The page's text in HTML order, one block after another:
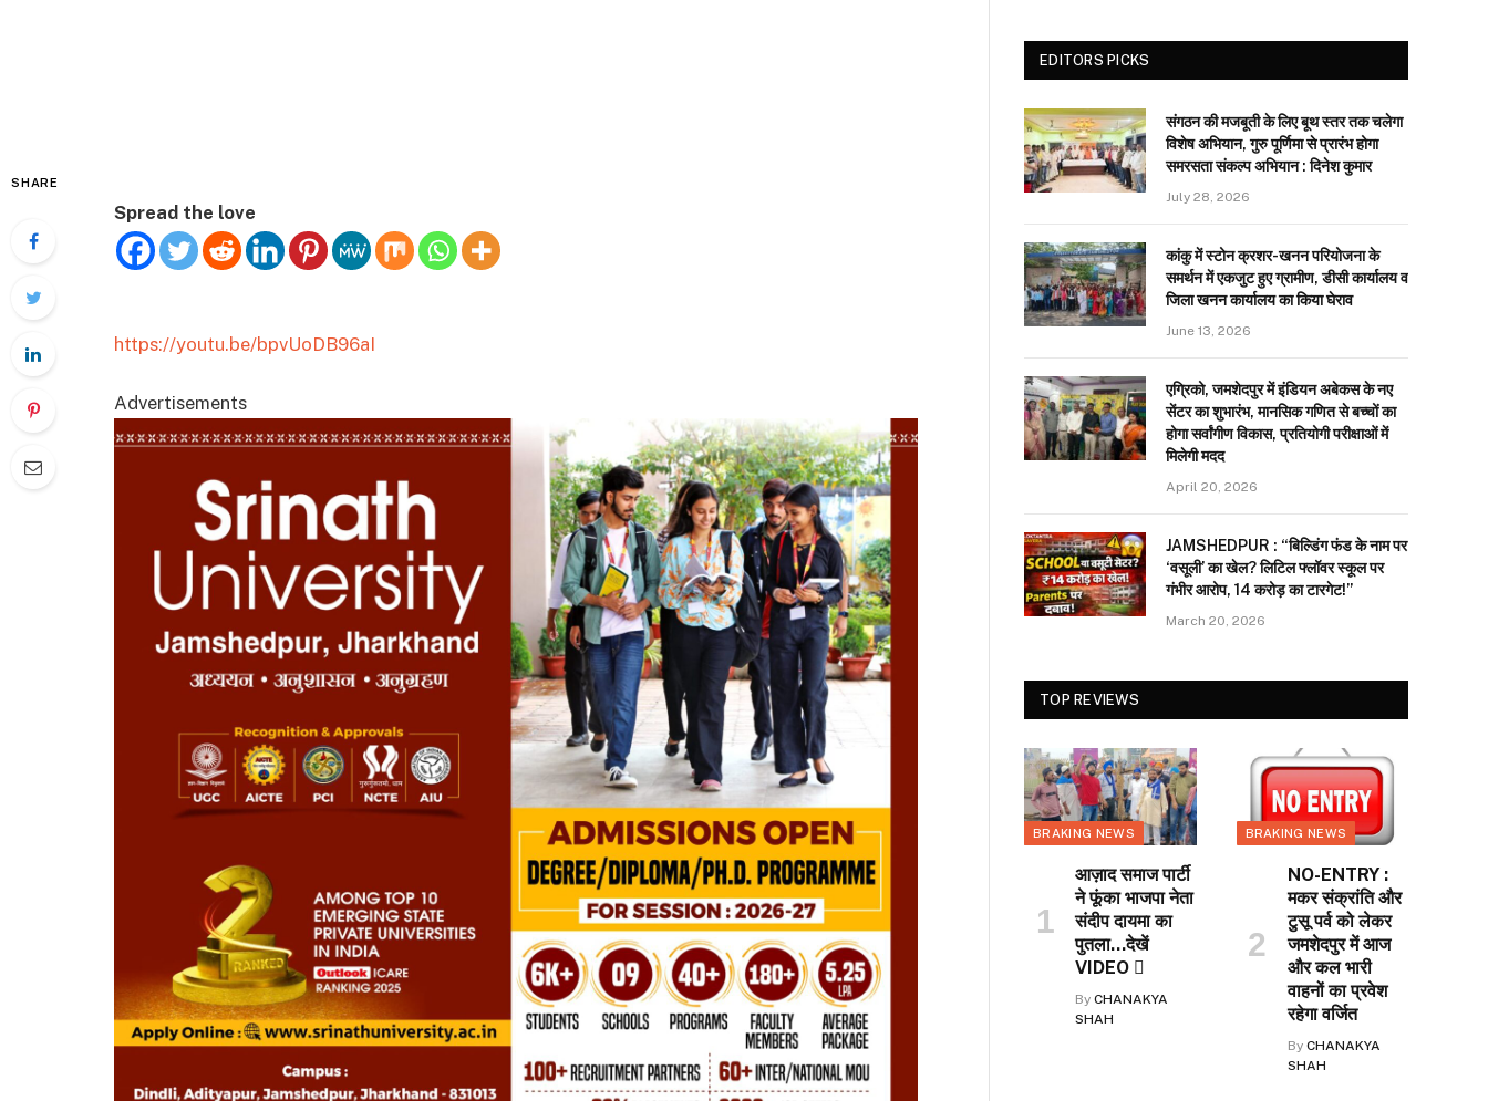
SHARE
Spread the love
https://youtu.be/bpvUoDB96aI
Advertisements
EDITORS PICKS
संगठन की मजबूती के लिए बूथ स्तर तक चलेगा
विशेष अभियान, गुरु पूर्णिमा से प्रारंभ होगा
समरसता संकल्प अभियान : दिनेश कुमार
July 28, 2026
कांकु में स्टोन क्रशर-खनन परियोजना के
समर्थन में एकजुट हुए ग्रामीण, डीसी कार्यालय व
जिला खनन कार्यालय का किया घेराव
June 13, 2026
एग्रिको, जमशेदपुर में इंडियन अबेकस के नए
सेंटर का शुभारंभ, मानसिक गणित से बच्चों का
होगा सर्वांगीण विकास, प्रतियोगी परीक्षाओं में
मिलेगी मदद
April 20, 2026
JAMSHEDPUR : “बिल्डिंग फंड के नाम पर
‘वसूली’ का खेल? लिटिल फ्लॉवर स्कूल पर
गंभीर आरोप, 14 करोड़ का टारगेट!”
March 20, 2026
TOP REVIEWS
BRAKING NEWS
आज़ाद समाज पार्टी
ने फूंका भाजपा नेता
संदीप दायमा का
पुतला…देखें
VIDEO 
By CHANAKYA
SHAH
BRAKING NEWS
NO-ENTRY :
मकर संक्रांति और
टुसू पर्व को लेकर
जमशेदपुर में आज
और कल भारी
वाहनों का प्रवेश
रहेगा वर्जित
By CHANAKYA
SHAH